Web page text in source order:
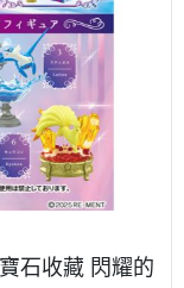
石收藏 閃耀的